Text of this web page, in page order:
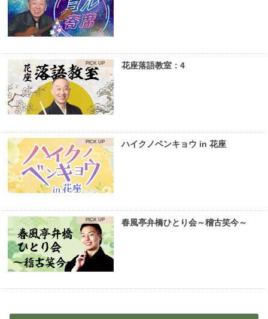
花座落語教室：4
ハイクノベンキョウ in 花座
春風亭弁橋ひとり会～稽古笑今～